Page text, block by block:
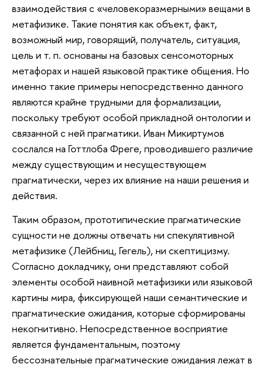
взаимодействия с «человекоразмерными» вещами в
метафизике. Такие понятия как объект, факт,
возможный мир, говорящий, получатель, ситуация,
цель и т. п. основаны на базовых сенсомоторных
метафорах и нашей языковой практике общения. Но
именно такие примеры непосредственно данного
являются крайне трудными для формализации,
поскольку требуют особой прикладной онтологии и
связанной с ней прагматики. Иван Микиртумов
сослался на Готтлоба Фреге, проводившего различие
между существующим и несуществующем
прагматически, через их влияние на наши решения и
действия.
Таким образом, прототипические прагматические
сущности не должны отвечать ни спекулятивной
метафизике (Лейбниц, Гегель), ни скептицизму.
Согласно докладчику, они представляют собой
элементы особой наивной метафизики или языковой
картины мира, фиксирующей наши семантические и
прагматические ожидания, которые сформированы
некогнитивно. Непосредственное восприятие
является фундаментальным, поэтому
бессознательные прагматические ожидания лежат в